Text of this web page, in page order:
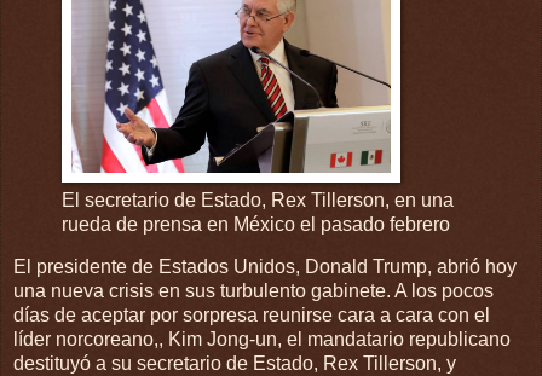
El secretario de Estado, Rex Tillerson, en una
rueda de prensa en México el pasado febrero
El presidente de Estados Unidos, Donald Trump, abrió hoy
una nueva crisis en sus turbulento gabinete. A los pocos
días de aceptar por sorpresa reunirse cara a cara con el
líder norcoreano,, Kim Jong-un, el mandatario republicano
destituyó a su secretario de Estado, Rex Tillerson, y